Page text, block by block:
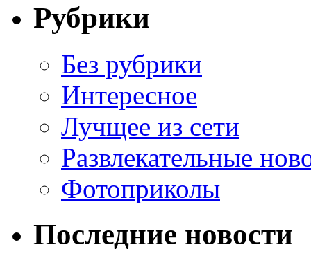
Рубрики
Без рубрики
Интересное
Лучщее из сети
Развлекательные
Фотоприколы
Последние новости